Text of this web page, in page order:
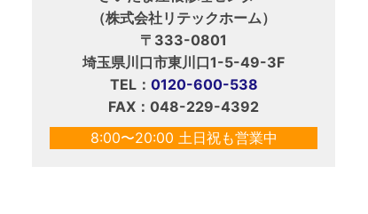
（株式会社リテックホーム）
〒333-0801
埼玉県川口市東川口1-5-49-3F
TEL： 0120-600-538
FAX：048-229-4392
8:00〜20:00 土日祝も営業中